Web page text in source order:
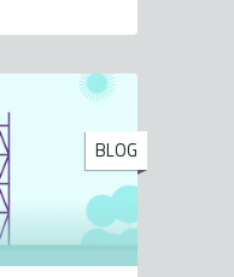
BLOG